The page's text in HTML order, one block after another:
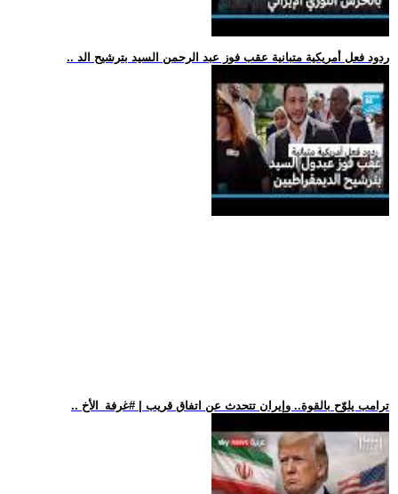
.. ردود فعل أمريكية متبانية عقب فوز عبد الرحمن السيد بترشيح الد
.. ترامب يلوّح بالقوة.. وإيران تتحدث عن اتفاق قريب | #غرفة_الأخ